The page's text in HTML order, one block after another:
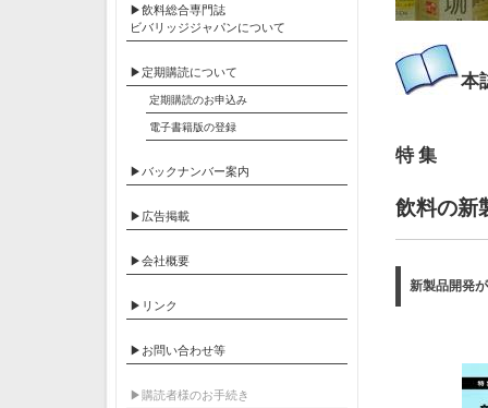
本
特 集
飲料の新
新製品開発
▶飲料総合専門誌
ビバリッジジャパンについて
▶定期購読について
定期購読のお申込み
電子書籍版の登録
▶バックナンバー案内
▶広告掲載
▶会社概要
▶リンク
▶お問い合わせ等
▶︎購読者様のお手続き